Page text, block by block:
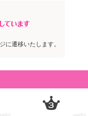
遷移いたします。